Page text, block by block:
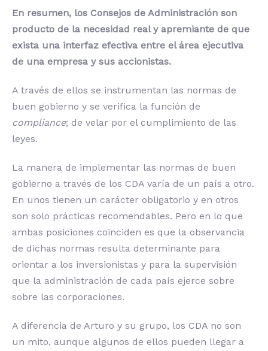
En resumen, los Consejos de Administración son
producto de la necesidad real y apremiante de que
exista una interfaz efectiva entre el área ejecutiva
de una empresa y sus accionistas.
A través de ellos se instrumentan las normas de
buen gobierno y se verifica la función de
compliance; de velar por el cumplimiento de las
leyes.
La manera de implementar las normas de buen
gobierno a través de los CDA varía de un país a otro.
En unos tienen un carácter obligatorio y en otros
son solo prácticas recomendables. Pero en lo que
ambas posiciones coinciden es que la observancia
de dichas normas resulta determinante para
orientar a los inversionistas y para la supervisión
que la administración de cada país ejerce sobre
sobre las corporaciones.
A diferencia de Arturo y su grupo, los CDA no son
un mito, aunque algunos de ellos pueden llegar a